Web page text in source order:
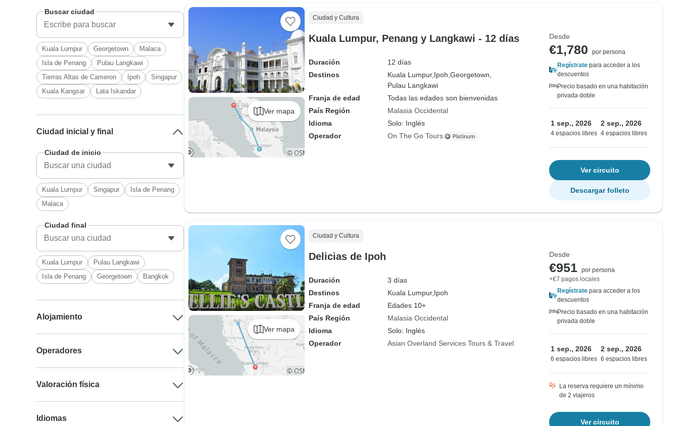
Ver mapa
Ciudad y Cultura
Kuala Lumpur, Penang y Langkawi - 12 días
Duración
12 días
Destinos
Kuala Lumpur, Ipoh, Georgetown,
Pulau Langkawi
Franja de edad
Todas las edades son bienvenidas
País Región
Malasia Occidental
Idioma
Solo: Inglés
Operador
On The Go Tours
Desde
€1,780
por persona
Regístrate para acceder a los
descuentos
Precio basado en una habitación
privada doble
1 sep., 2026
4 espacios libres
2 sep., 2026
4 espacios libres
Ver circuito
Descargar folleto
Ver mapa
Ciudad y Cultura
Delicias de Ipoh
Duración
3 días
Destinos
Kuala Lumpur, Ipoh
Franja de edad
Edades 10+
País Región
Malasia Occidental
Idioma
Solo: Inglés
Operador
Asian Overland Services Tours & Travel
Desde
€951 por persona
+€7 pagos locales
Regístrate para acceder a los
descuentos
Precio basado en una habitación
privada doble
1 sep., 2026
6 espacios libres
2 sep., 2026
6 espacios libres
La reserva requiere un mínimo
de 2 viajeros
Ver circuito
Buscar ciudad
Kuala Lumpur Georgetown
Malaca
Isla de Penang
Pulau Langkawi
Tierras Altas de Cameron
Ipoh
Singapur
Kuala Kangsar
Lata Iskandar
Ciudad inicial y final
Ciudad de inicio
Kuala Lumpur Singapur
Isla de Penang
Malaca
Ciudad final
Kuala Lumpur
Pulau Langkawi
Isla de Penang
Georgetown Bangkok
Alojamiento
Operadores
Valoración física
Idiomas